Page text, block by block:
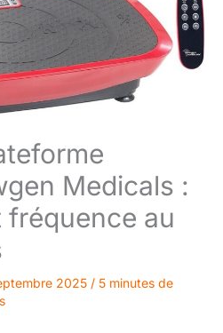
Medicals :
fréquence au
2025 / 5 minutes de